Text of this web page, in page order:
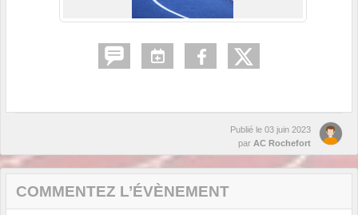
Publié le 03 juin 2023
par AC Rochefort
COMMENTEZ L’ÉVÈNEMENT